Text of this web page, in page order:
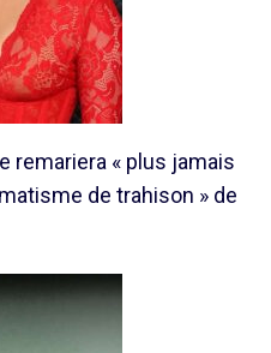
remariera « plus jamais
de trahison » de